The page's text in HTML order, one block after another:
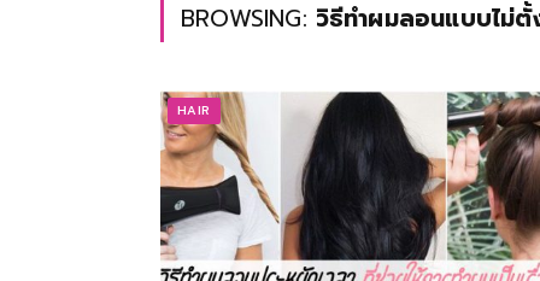
BROWSING: วิธีทำผมลอนแบบไม่ตั้
HAIR